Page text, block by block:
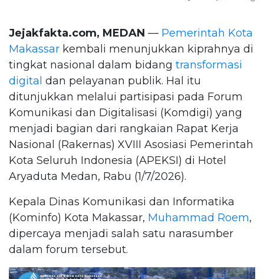
Jejakfakta.com, MEDAN — Pemerintah Kota
Makassar kembali menunjukkan kiprahnya di
tingkat nasional dalam bidang transformasi
digital dan pelayanan publik. Hal itu
ditunjukkan melalui partisipasi pada Forum
Komunikasi dan Digitalisasi (Komdigi) yang
menjadi bagian dari rangkaian Rapat Kerja
Nasional (Rakernas) XVIII Asosiasi Pemerintah
Kota Seluruh Indonesia (APEKSI) di Hotel
Aryaduta Medan, Rabu (1/7/2026).
Kepala Dinas Komunikasi dan Informatika
(Kominfo) Kota Makassar, Muhammad Roem,
dipercaya menjadi salah satu narasumber
dalam forum tersebut.